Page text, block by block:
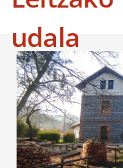
udala